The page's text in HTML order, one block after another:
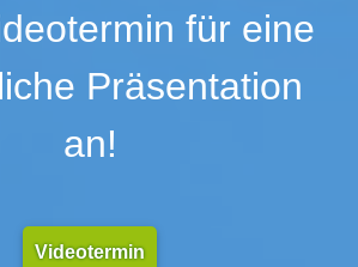
für eine
Präsentation
an!
Videotermin